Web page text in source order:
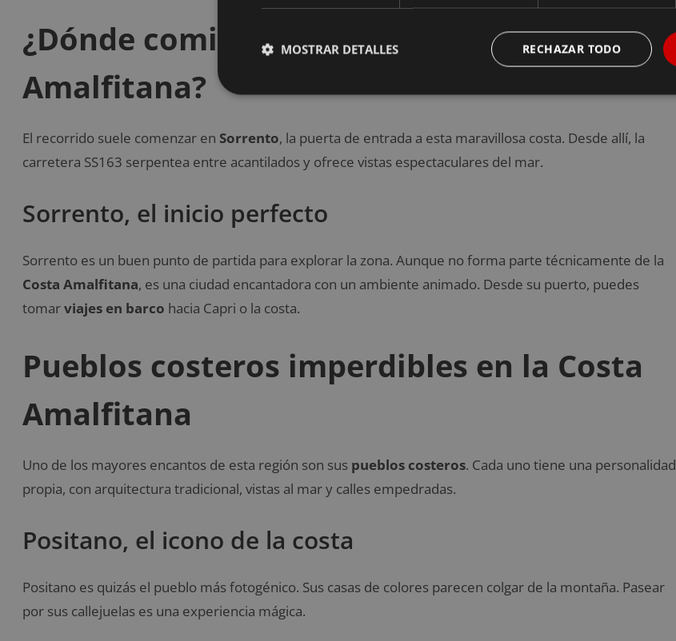
¿Dónde comienza tu recorrido por la Costa
Amalfitana?
El recorrido suele comenzar en Sorrento, la puerta de entrada a esta maravillosa costa. Desde allí, la
carretera SS163 serpentea entre acantilados y ofrece vistas espectaculares del mar.
Sorrento, el inicio perfecto
Sorrento es un buen punto de partida para explorar la zona. Aunque no forma parte técnicamente de la
Costa Amalfitana, es una ciudad encantadora con un ambiente animado. Desde su puerto, puedes
tomarviajes en barco hacia Capri o la costa.
Pueblos costeros imperdibles en la Costa
Amalfitana
Uno de los mayores encantos de esta región son sus pueblos costeros. Cada uno tiene una personalidad
propia, con arquitectura tradicional, vistas al mar y calles empedradas.
Positano, el icono de la costa
Positano es quizás el pueblo más fotogénico. Sus casas de colores parecen colgar de la montaña. Pasear
por sus callejuelas es una experiencia mágica.
RECHAZAR TODO
MOSTRAR DETALLES